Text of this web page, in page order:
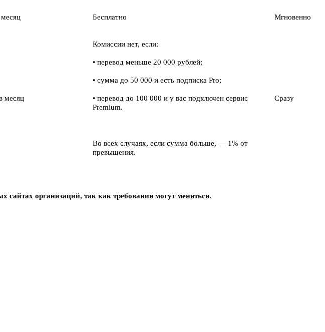
Бесплатно Мгновенно
месяц
Комиссии нет, если:
• перевод меньше 20 000 рублей;
• сумма до 50 000 и есть подписка Pro;
• перевод до 100 000 и у вас подключен сервис
Premium.
Во всех случаях, если сумма больше, — 1% от
превышения.
Сразу
организаций, так как требования могут меняться.